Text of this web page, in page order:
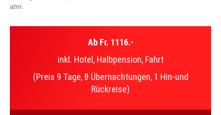
atm.
Ab Fr. 1116.-
inkl. Hotel, Halbpension, Fahrt
(Preis 9 Tage, 8 Übernachtungen, 1 Hin-und
Rückreise)